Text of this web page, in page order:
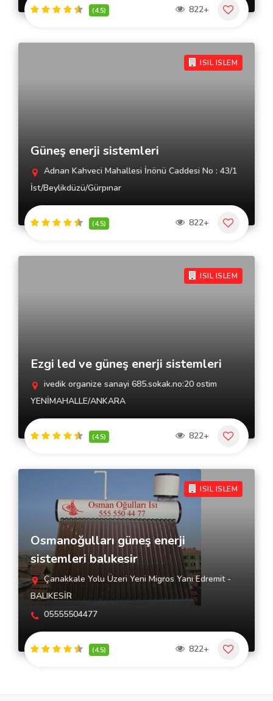
(4.5) 822+
ISIL ISLEM
Güneş enerji sistemleri
Adnan Kahveci Mahallesi İnönü Caddesi No : 43/1
İst/Beylikdüzü/Gürpınar
(4.5) 822+
ISIL ISLEM
Ezgi led ve güneş enerji sistemleri
ivedik organize sanayi 685.sokak.no:20 ostim
YENİMAHALLE/ANKARA
(4.5) 822+
ISIL ISLEM
Osmanoğulları güneş enerji
sistemleri balıkesir
Çanakkale Yolu Üzeri Yeni Migros Yanı Edremit -
BALIKESİR
05555504477
(4.5) 822+